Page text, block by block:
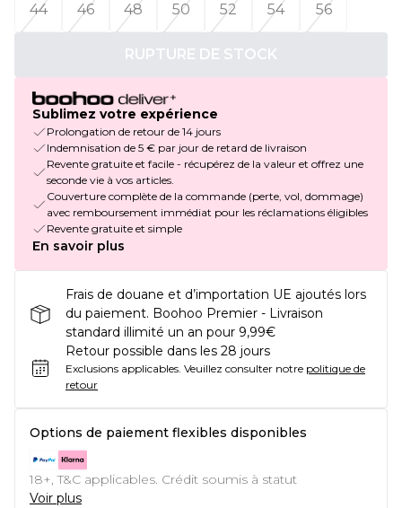
44
46 48 50 52 54 56
RUPTURE DE STOCK
Sublimez votre expérience
Prolongation de retour de 14 jours
Indemnisation de 5 € par jour de retard de livraison
Revente gratuite et facile - récupérez de la valeur et offrez une
seconde vie à vos articles.
Couverture complète de la commande (perte, vol, dommage)
avec remboursement immédiat pour les réclamations éligibles
Revente gratuite et simple
En savoir plus
Frais de douane et d’importation UE ajoutés lors
du paiement. Boohoo Premier - Livraison
standard illimité un an pour 9,99€
Retour possible dans les 28 jours
Exclusions applicables. Veuillez consulter notre politique de
retour
Options de paiement flexibles disponibles
18+, T&C applicables. Crédit soumis à statut
Voir plus